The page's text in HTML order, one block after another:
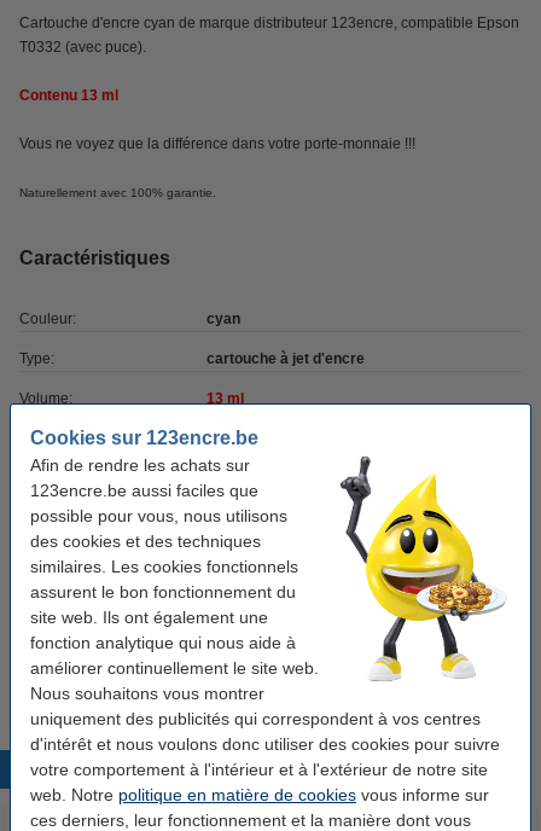
Cookies sur 123encre.be
Afin de rendre les achats sur
123encre.be aussi faciles que
possible pour vous, nous utilisons
des cookies et des techniques
similaires. Les cookies fonctionnels
assurent le bon fonctionnement du
site web. Ils ont également une
fonction analytique qui nous aide à
améliorer continuellement le site web.
Nous souhaitons vous montrer
uniquement des publicités qui correspondent à vos centres
d'intérêt et nous voulons donc utiliser des cookies pour suivre
votre comportement à l'intérieur et à l'extérieur de notre site
web. Notre politique en matière de cookies vous informe sur
ces derniers, leur fonctionnement et la manière dont vous
Cartouche d'encre cyan de marque distributeur 123encre, compatible Epson
T0332 (avec puce).
Contenu 13 ml
Vous ne voyez que la différence dans votre porte-monnaie !!!
Naturellement avec 100% garantie.
Caractéristiques
Couleur: cyan
Type: cartouche à jet d'encre
Volume: 13 ml
Marque: 123encre
Code: C13T03324010
Bon plan : commandez un multipack
Epson série T033 offre (marque 123encre) - 2 x
T0331 noir + 5 couleurs
32,50 €
Produits populaires